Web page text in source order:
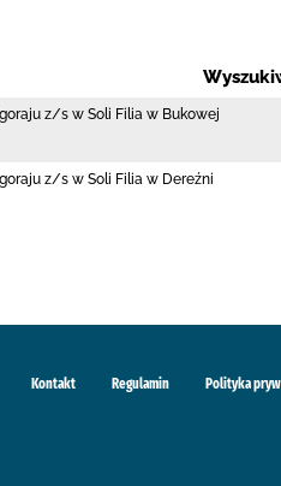
z/s w Soli Filia w Bukowej
z/s w Soli Filia w Dereźni
Kontakt Regulamin Polityka